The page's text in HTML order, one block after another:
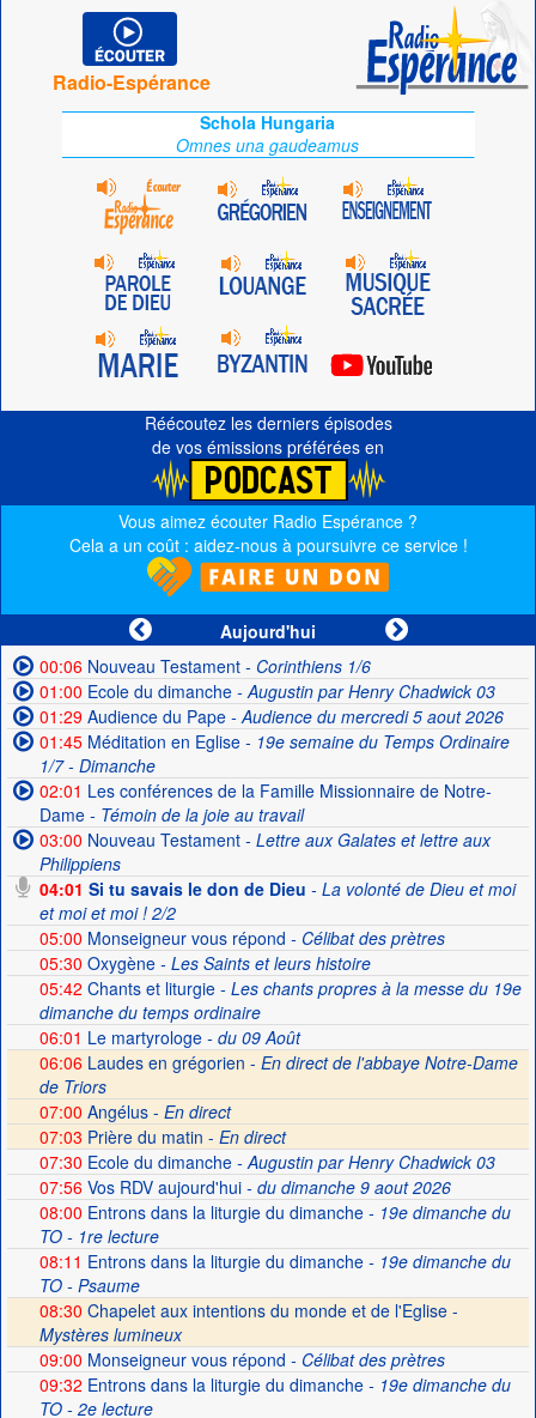
Radio-Espérance
Schola Hungaria
Omnes una gaudeamus
Réécoutez les derniers épisodes
de vos émissions préférées en
Vous aimez écouter Radio Espérance ?
Cela a un coût : aidez-nous à poursuivre ce service !
Aujourd'hui
00:06Nouveau Testament- Corinthiens 1/6
01:00 Ecole du dimanche- Augustin par Henry Chadwick 03
01:29Audience du Pape- Audience du mercredi 5 aout 2026
01:45Méditation en Eglise- 19e semaine du Temps Ordinaire
1/7 - Dimanche
02:01 Les conférences de la Famille Missionnaire de Notre-
Dame- Témoin de la joie au travail
03:00 Nouveau Testament- Lettre aux Galates et lettre aux
Philippiens
04:01 Si tu savais le don de Dieu - La volonté de Dieu et moi
et moi et moi ! 2/2
05:00 Monseigneur vous répond - Célibat des prètres
05:30 Oxygène- Les Saints et leurs histoire
05:42 Chants et liturgie- Les chants propres à la messe du 19e
dimanche du temps ordinaire
06:01 Le martyrologe- du 09 Août
06:06 Laudes en grégorien - En direct de l'abbaye Notre-Dame
de Triors
07:00 Angélus - En direct
07:03 Prière du matin - En direct
07:30 Ecole du dimanche- Augustin par Henry Chadwick 03
07:56Vos RDV aujourd'hui- du dimanche 9 aout 2026
08:00 Entrons dans la liturgie du dimanche- 19e dimanche du
TO - 1re lecture
08:11 Entrons dans la liturgie du dimanche- 19e dimanche du
TO - Psaume
08:30 Chapelet aux intentions du monde et de l'Eglise -
Mystères lumineux
09:00 Monseigneur vous répond - Célibat des prètres
09:32 Entrons dans la liturgie du dimanche- 19e dimanche du
TO - 2e lecture